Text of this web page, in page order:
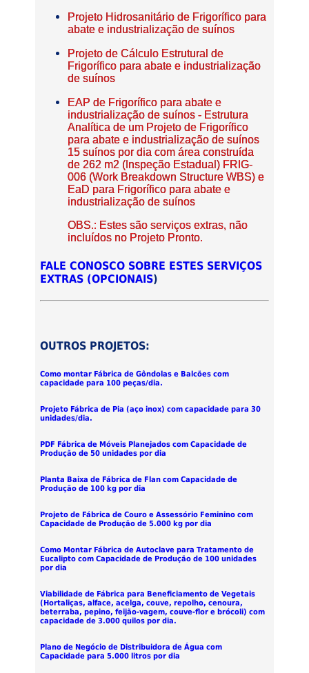
Projeto Hidrosanitário de Frigorífico para
abate e industrialização de suínos
Projeto de Cálculo Estrutural de
Frigorífico para abate e industrialização
de suínos
EAP de Frigorífico para abate e
industrialização de suínos - Estrutura
Analítica de um Projeto de Frigorífico
para abate e industrialização de suínos
15 suínos por dia com área construída
de 262 m2 (Inspeção Estadual) FRIG-
006 (Work Breakdown Structure WBS) e
EaD para Frigorífico para abate e
industrialização de suínos
OBS.: Estes são serviços extras, não
incluídos no Projeto Pronto.
FALE CONOSCO SOBRE ESTES SERVIÇOS
EXTRAS (OPCIONAIS)
OUTROS PROJETOS:
Como montar Fábrica de Gôndolas e Balcões com
capacidade para 100 peças/dia.
Projeto Fábrica de Pia (aço inox) com capacidade para 30
unidades/dia.
PDF Fábrica de Móveis Planejados com Capacidade de
Produção de 50 unidades por dia
Planta Baixa de Fábrica de Flan com Capacidade de
Produção de 100 kg por dia
Projeto de Fábrica de Couro e Assessório Feminino com
Capacidade de Produção de 5.000 kg por dia
Como Montar Fábrica de Autoclave para Tratamento de
Eucalipto com Capacidade de Produção de 100 unidades
por dia
Viabilidade de Fábrica para Beneficiamento de Vegetais
(Hortaliças, alface, acelga, couve, repolho, cenoura,
beterraba, pepino, feijão-vagem, couve-flor e brócoli) com
capacidade de 3.000 quilos por dia.
Plano de Negócio de Distribuidora de Água com
Capacidade para 5.000 litros por dia